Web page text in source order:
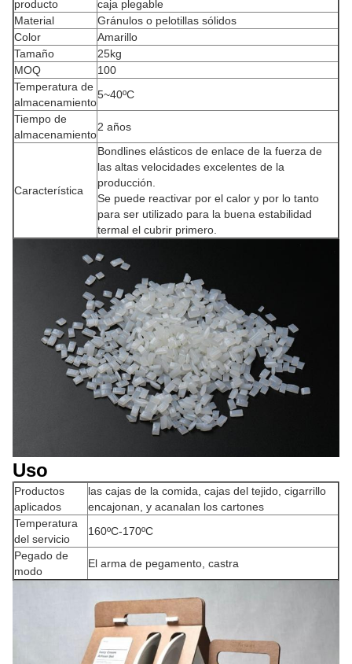
producto
caja plegable
Material
Gránulos o pelotillas sólidos
Color
Amarillo
Tamaño
25kg
MOQ
100
Temperatura de
almacenamiento
5~40ºC
Tiempo de
almacenamiento
2 años
Característica
Bondlines elásticos de enlace de la fuerza de
las altas velocidades excelentes de la
producción.
Se puede reactivar por el calor y por lo tanto
para ser utilizado para la buena estabilidad
termal el cubrir primero.
Uso
Productos
aplicados
las cajas de la comida, cajas del tejido, cigarrillo
encajonan, y acanalan los cartones
Temperatura
del servicio
160ºC-170ºC
Pegado de
modo
El arma de pegamento, castra